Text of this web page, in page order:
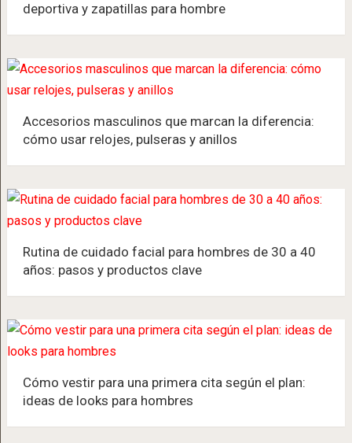
deportiva y zapatillas para hombre
Accesorios masculinos que marcan la diferencia:
cómo usar relojes, pulseras y anillos
Rutina de cuidado facial para hombres de 30 a 40
años: pasos y productos clave
Cómo vestir para una primera cita según el plan:
ideas de looks para hombres